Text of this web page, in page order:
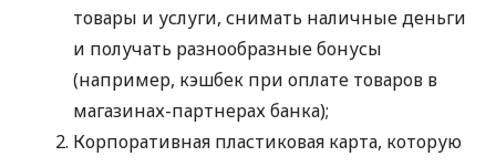
товары и услуги, снимать наличные деньги
и получать разнообразные бонусы
(например, кэшбек при оплате товаров в
магазинах-партнерах банка);
Корпоративная пластиковая карта, которую